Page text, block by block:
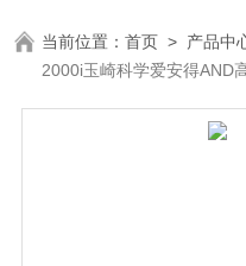
当前位置：首页 > 产品中
2000i玉崎科学爱安得AND